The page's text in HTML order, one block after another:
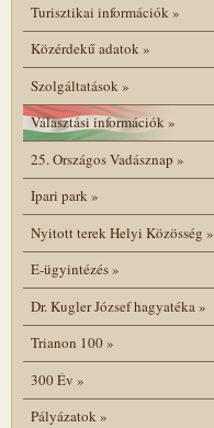
Turisztikai információk»
Közérdekű adatok»
Szolgáltatások»
Választási információk»
25. Országos Vadásznap »
Ipari park»
Nyitott terek Helyi Közösség »
E-ügyintézés»
Dr. Kugler József hagyatéka»
Trianon 100»
300 Év »
Pályázatok»